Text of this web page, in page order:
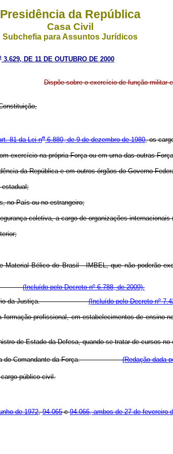
Presidência da República
Casa Civil
Subchefia para Assuntos Jurídicos
3.629, DE 11 DE OUTUBRO DE 2000
Dispõe sobre o exercício de função militar
81 da Lei no6.880, de 9 de dezembro de 1980, os
exercício na própria Força ou em uma das outras
da República e em outros órgãos do Governo
estadual;
no País ou no estrangeiro;
coletiva, a cargo de organizações internacionais
Bélico do Brasil - IMBEL, que não poderão
(Incluído pelo Decreto nº 6.788, de 2009).
do Ministério da Justiça.(Incluído pelo Decreto nº
profissional, em estabelecimentos de ensino
de Estado da Defesa, quando se tratar de cursos
do Comandante da Força.(Redação dada
público civil.
de 1972,94.065e94.066, ambos de 27 de fevereiro